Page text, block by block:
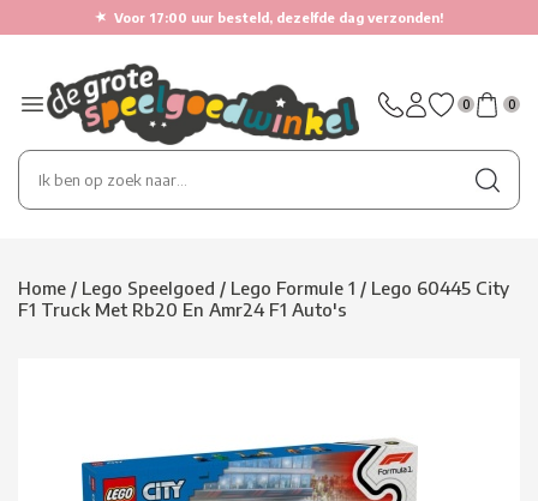
★ Voor 17:00 uur besteld, dezelfde dag verzonden!
0 0
Home / Lego Speelgoed / Lego Formule 1 / Lego 60445 City
F1 Truck Met Rb20 En Amr24 F1 Auto's